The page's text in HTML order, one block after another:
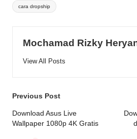
cara dropship
Mochamad Rizky
View All Posts
Post
navigation
Previous Post
Download Asus Live
Wallpaper 1080p 4K Gratis